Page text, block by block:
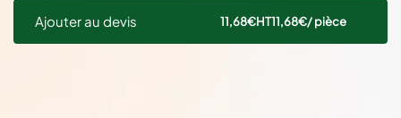
Ajouter au devis 11,68€HT11,68€/ pièce